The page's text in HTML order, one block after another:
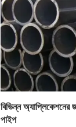
VIDEO
Q235B বয়লার স্টিল
কার্বন স্টিল শীট মেটাল